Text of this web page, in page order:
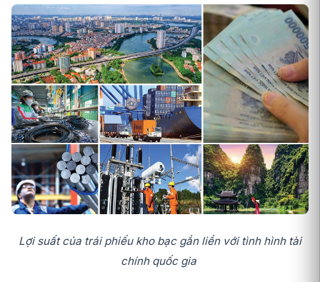
Lợi suất của trái phiếu kho bạc gắn liền với tình hình tài
chính quốc gia